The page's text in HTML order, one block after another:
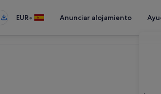
EUR• Anunciar alojamiento